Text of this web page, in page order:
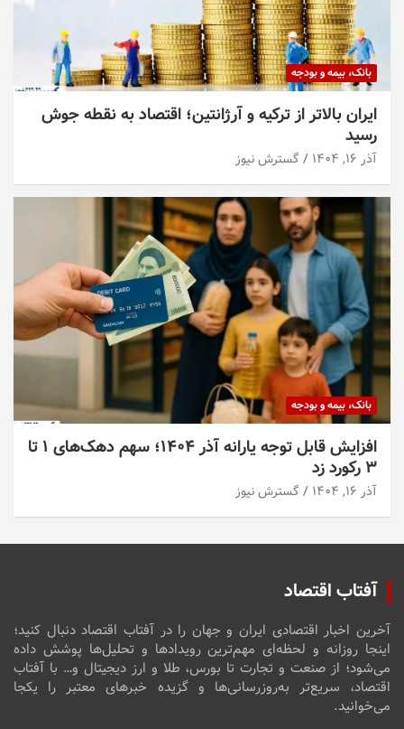
بانک، بیمه و بودجه
ایران بالاتر از ترکیه و آرژانتین؛ اقتصاد به نقطه جوش
رسید
آذر ۱۶, ۱۴۰۴ گسترش نیوز
بانک، بیمه و بودجه
افزایش قابل توجه یارانه آذر ۱۴۰۴؛ سهم دهک‌های ۱ تا
۳ رکورد زد
آذر ۱۶, ۱۴۰۴ گسترش نیوز
آفتاب اقتصاد
آخرین اخبار اقتصادی ایران و جهان را در آفتاب اقتصاد دنبال کنید؛
اینجا روزانه و لحظه‌ای مهم‌ترین رویدادها و تحلیل‌ها پوشش داده
می‌شود؛ از صنعت و تجارت تا بورس، طلا و ارز دیجیتال و… با آفتاب
اقتصاد، سریع‌تر به‌روزرسانی‌ها و گزیده خبرهای معتبر را یکجا
می‌خوانید.